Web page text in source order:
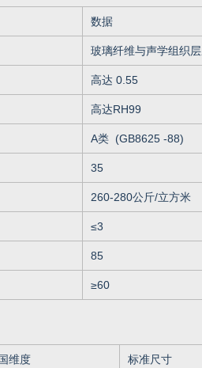
数据
玻璃纤维与声学组织
高达 0.55
高达RH99
A类 (GB8625 -88)
35
260-280公斤/立方米
≤3
85
≥60
维度 标准尺寸